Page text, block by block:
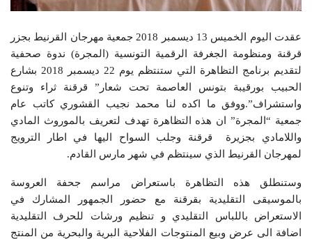
عقدت اليوم الخميس 13 ديسمبر 2018 جمعية مهرجان القرنيط بجزر
قرقنة ومنظومة الجغرفة الرقمية التونسية (المجرة) ندوة صحفية
لتقديم برنامج التظاهرة التي ستنتظم يوم 22 ديسمبر 2018 بشارع
الحبيب بورقيبة بتونس العاصمة تحت شعار” قرقنة ثراء وتنوع
واستشراف”.ووفق ما اكده لنا محمد نجيب القشوري كاتب عام
جمعية “المجرة” ان هذه التظاهرة تهدف لتعريف بالموروث المادي
واللامادي بجزيرة قرقنة وجلب السواح اليها في اطار الترويج
لمهرجان القرنيط الذي سينتظم في شهر مارس القادم.
وستنطلق هذه التظاهرة باستعراض مراسم جحفة العروسة
بالموسيقى التقليدية بقرقنة مع حضور الجمهور المشارك في
الاستعراض باللباس التقليدي و تنظيم ورشات للحرف التقليدية
اضافة الى عرض وبيع المنتوجات الفلاحية البرية والبحرية من المنتج